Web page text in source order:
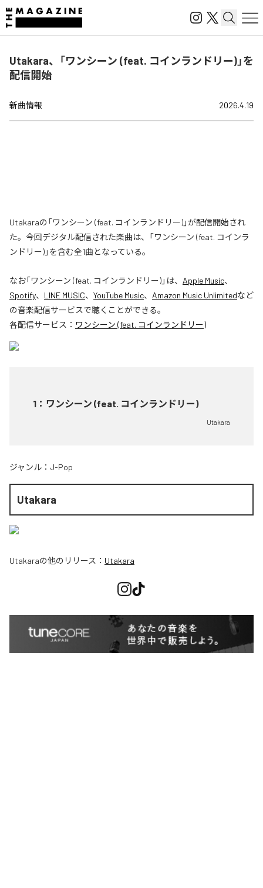
Utakara、「ワンシーン (feat. コインランドリー)」を
配信開始
新曲情報 2026.4.19
Utakaraの「ワンシーン (feat. コインランドリー)」が配信開始され
た。今回デジタル配信された楽曲は、「ワンシーン (feat. コインラ
ンドリー)」を含む全1曲となっている。
なお「ワンシーン (feat. コインランドリー)」は、 Apple Music、
Spotify、 LINE MUSIC、 YouTube Music、 Amazon Music Unlimitedなど
の音楽配信サービスで聴くことができる。
各配信サービス： ワンシーン (feat. コインランドリー)
1 ： ワンシーン (feat. コインランドリー)
Utakara
ジャンル： J-Pop
Utakara
Utakaraの他のリリース： Utakara